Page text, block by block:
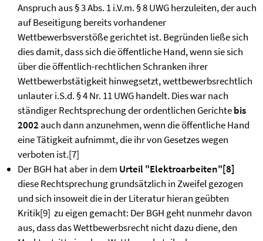
Anspruch aus § 3 Abs. 1 i.V.m. § 8 UWG herzuleiten, der auch
auf Beseitigung bereits vorhandener
Wettbewerbsverstöße gerichtet ist. Begründen ließe sich
dies damit, dass sich die öffentliche Hand, wenn sie sich
über die öffentlich-rechtlichen Schranken ihrer
Wettbewerbstätigkeit hinwegsetzt, wettbewerbsrechtlich
unlauter i.S.d. § 4 Nr. 11 UWG handelt. Dies war nach
ständiger Rechtsprechung der ordentlichen Gerichtebis
2002 auch dann anzunehmen, wenn die öffentliche Hand
eine Tätigkeit aufnimmt, die ihr von Gesetzes wegen
verboten ist.[7]
Der BGH hat aber in dem Urteil "Elektroarbeiten"[8]
diese Rechtsprechung grundsätzlich in Zweifel gezogen
und sich insoweit die in der Literatur hieran geübten
Kritik[9] zu eigen gemacht: Der BGH geht nunmehr davon
aus, dass das Wettbewerbsrecht nicht dazu diene, den